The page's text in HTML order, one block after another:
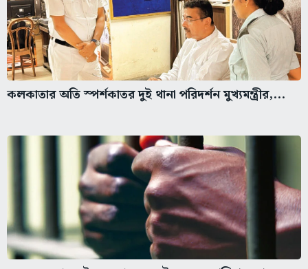
কলকাতার অতি স্পর্শকাতর দুই থানা পরিদর্শন মুখ্যমন্ত্রীর,...